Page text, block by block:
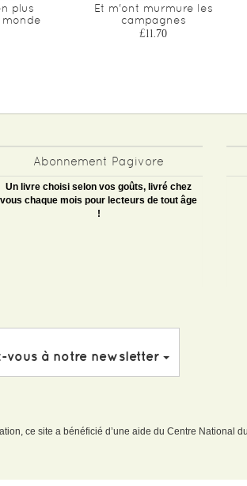
plus
Et m'ont murmure les
campagnes
£11.70
Abonnement Pagivore
Un livre choisi selon vos goûts, livré chez
vous chaque mois pour lecteurs de tout âge
!
vous à notre newsletter
ce site a bénéficié d’une aide du Centre National